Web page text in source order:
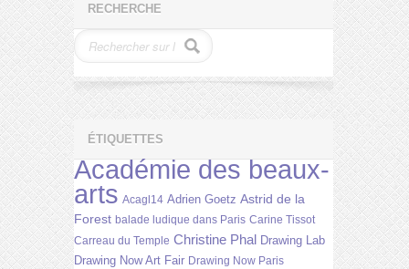
RECHERCHE
ÉTIQUETTES
Académie des beaux-
arts Acagl14 Adrien Goetz Astrid de la
Forest balade ludique dans Paris Carine Tissot
Carreau du Temple Christine Phal Drawing Lab
Drawing Now Art Fair Drawing Now Paris